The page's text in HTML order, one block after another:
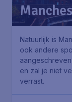
Natuurlijk is
ook andere
en zal je niet
verrast.